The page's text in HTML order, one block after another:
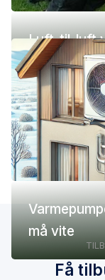
Luft-til-luft
(pris,
må vite
Få